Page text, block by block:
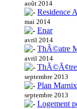
août 2014
Residence
mai 2014
Enar
avril 2014
ThÃ©atre
avril 2014
septembre 2013
Plan Marnix
septembre 2013
Logement